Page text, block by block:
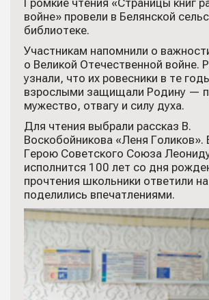
Громкие чтения «Страницы книг
войне» провели в Белянской
библиотеке.
Участникам напомнили о
о Великой Отечественной войне.
узнали, что их ровесники в те
взрослыми защищали Родину —
мужество, отвагу и силу духа.
Для чтения выбрали рассказ В.
Воскобойникова «Леня Голиков».
Герою Советского Союза
исполнится 100 лет со дня
прочтения школьники ответили
поделились впечатлениями.